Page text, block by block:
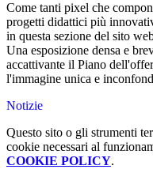
Come tanti pixel che
progetti didattici più
in questa sezione del sito
Una esposizione densa e
accattivante il Piano
l'immagine unica e
Notizie
Questo sito o gli strumenti
cookie necessari al
COOKIE POLICY.